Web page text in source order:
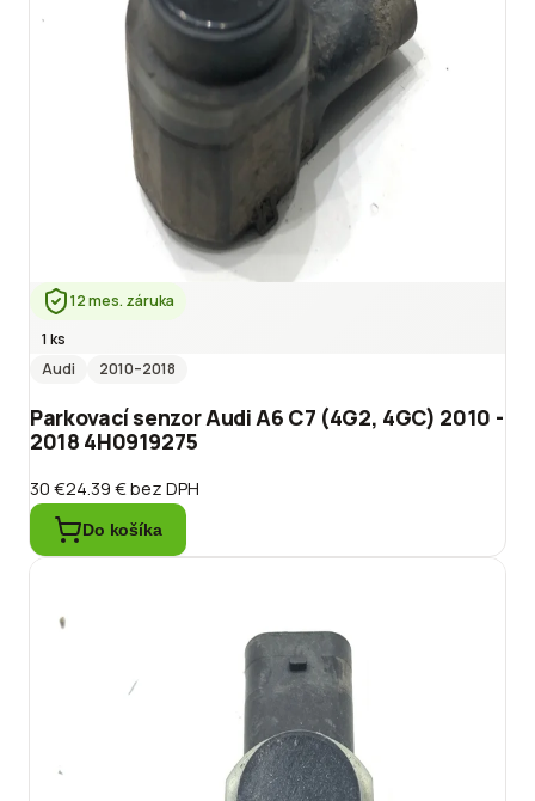
12 mes. záruka
1 ks
Audi
2010–2018
Parkovací senzor Audi A6 C7 (4G2, 4GC) 2010 -
2018 4H0919275
30 €24.39 €bez DPH
Do košíka